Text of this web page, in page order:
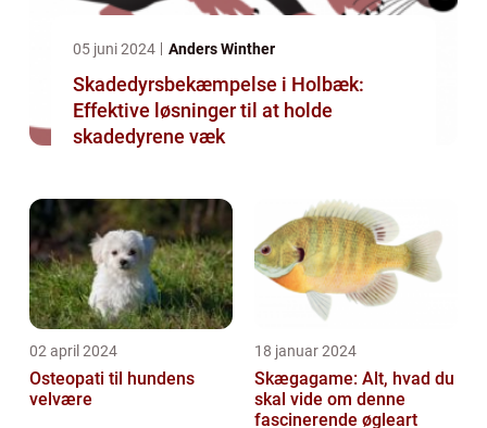
05 juni 2024 Anders Winther
Skadedyrsbekæmpelse i Holbæk:
Effektive løsninger til at holde
skadedyrene væk
02 april 2024
Osteopati til hundens
velvære
18 januar 2024
Skægagame: Alt, hvad du
skal vide om denne
fascinerende øgleart